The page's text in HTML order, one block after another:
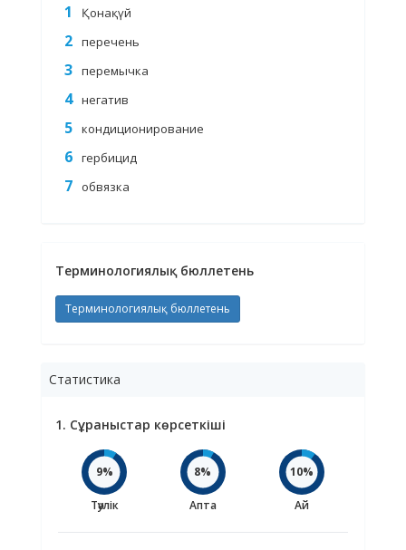
Қонақүй
перечень
перемычка
негатив
кондиционирование
гербицид
обвязка
Терминологиялық бюллетень
Терминологиялық бюллетень
Статистика
1. Сұраныстар көрсеткіші
9%
Тәулік
8%
Апта
10%
Ай